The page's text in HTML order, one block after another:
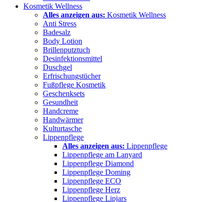
Kosmetik Wellness
Alles anzeigen aus: Kosmetik Wellness
Anti Stress
Badesalz
Body Lotion
Brillenputztuch
Desinfektionsmittel
Duschgel
Erfrischungstücher
Fußpflege Kosmetik
Geschenksets
Gesundheit
Handcreme
Handwärmer
Kulturtasche
Lippenpflege
Alles anzeigen aus: Lippenpflege
Lippenpflege am Lanyard
Lippenpflege Diamond
Lippenpflege Doming
Lippenpflege ECO
Lippenpflege Herz
Lippenpflege Lipjars